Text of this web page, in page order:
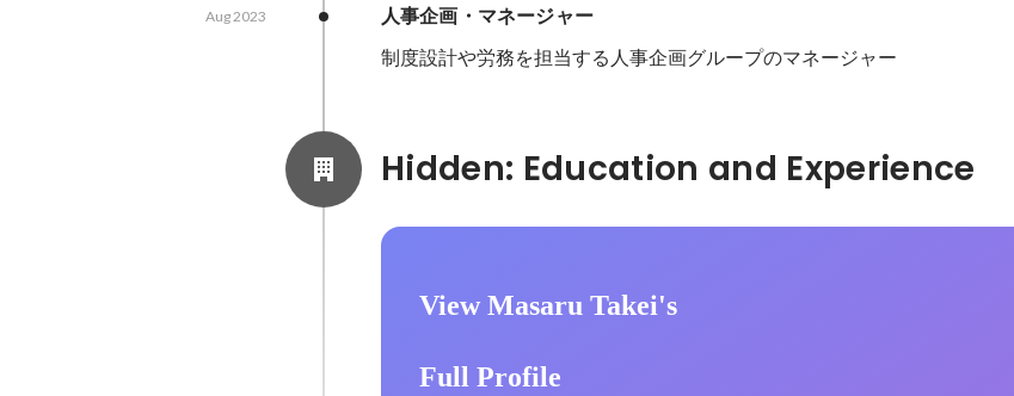
人事企画・マネージャー
Aug 2023
制度設計や労務を担当する人事企画グループのマネージャー
View Masaru Takei's
Full Profile